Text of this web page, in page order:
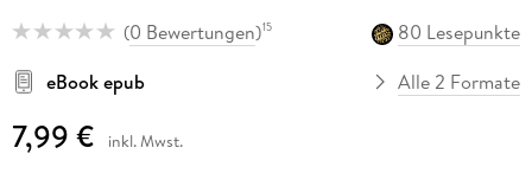
(0 Bewertungen)15
80 Lesepunkte
eBook epub
Alle 2 Formate
7,99 € inkl. Mwst.